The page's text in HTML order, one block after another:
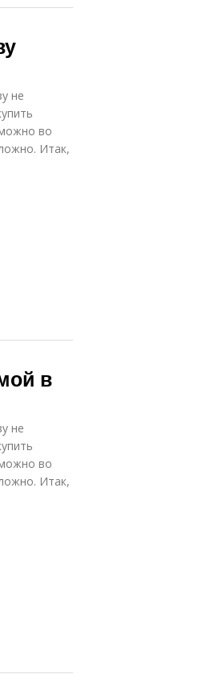
не
во
Итак,
в
не
во
Итак,